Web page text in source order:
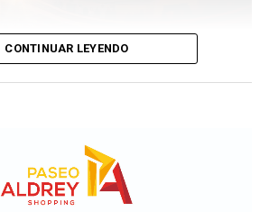
Europa. Además, recibió
Cultural como Embajadores
por el EMTURyC, y la
16 de agosto será una nueva
CONTINUAR LEYENDO